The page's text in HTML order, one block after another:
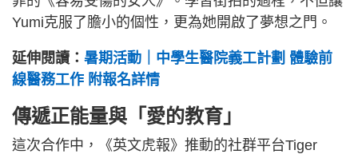
Yumi克服了膽小的個性，更為她開啟了夢想之門。
延伸閱讀： 暑期活動｜中學生醫院義工計劃 體驗前
線醫務工作 附報名詳情
傳遞正能量與「愛的教育」
這次合作中，《英文虎報》推動的社群平台Tiger